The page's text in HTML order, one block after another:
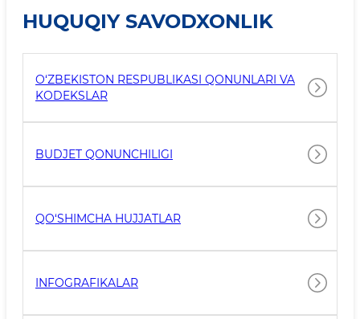
HUQUQIY SAVODXONLIK
O‘ZBEKISTON RESPUBLIKASI QONUNLARI VA
KODEKSLAR
BUDJET QONUNCHILIGI
QO‘SHIMCHA HUJJATLAR
INFOGRAFIKALAR